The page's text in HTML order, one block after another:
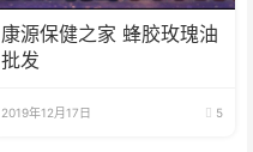
康源保健之家 蜂胶玫瑰油
批发
2019年12月17日 5